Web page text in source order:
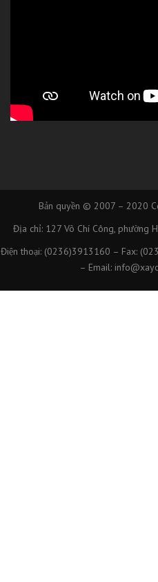
Bản quyền © 2007 – 2020
Địa chỉ: 127 Võ Chí Công, phường
Điện thoại: (0236)3913160 – Fax:
– Email: